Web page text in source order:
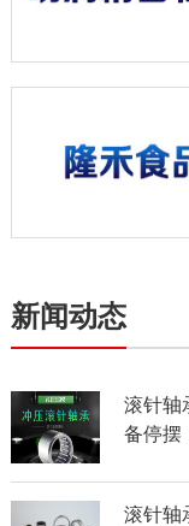
新闻动态
滚针轴
备停摆
滚针轴